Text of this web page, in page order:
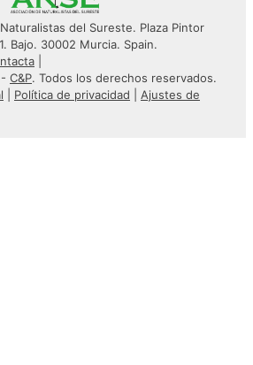
del Sureste. Plaza Pintor
Bajo. 30002 Murcia. Spain.
C&P. Todos los derechos reservados.
Política de privacidad
Ajustes de